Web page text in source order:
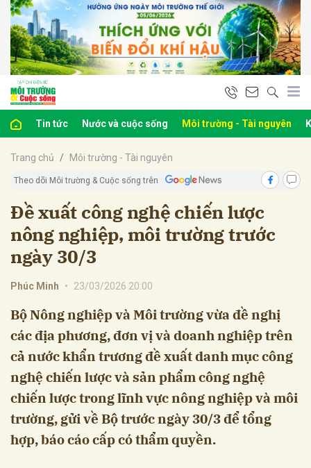
Tin tức Nước và cuộc sống Môi trường - Tài nguyên
Trang chủ Môi trường - Tài nguyên
Theo dõi Môi trường & Cuộc sống trên
Đề xuất công nghệ chiến lược
nông nghiệp, môi trường trước
ngày 30/3
Phúc Minh • 23/03/2026 20:00
Bộ Nông nghiệp và Môi trường vừa đề nghị
các địa phương, đơn vị và doanh nghiệp trên
cả nước khẩn trương đề xuất danh mục công
nghệ chiến lược và sản phẩm công nghệ
chiến lược trong lĩnh vực nông nghiệp và môi
trường, gửi về Bộ trước ngày 30/3 để tổng
hợp, báo cáo cấp có thẩm quyền.
luận
Hủy